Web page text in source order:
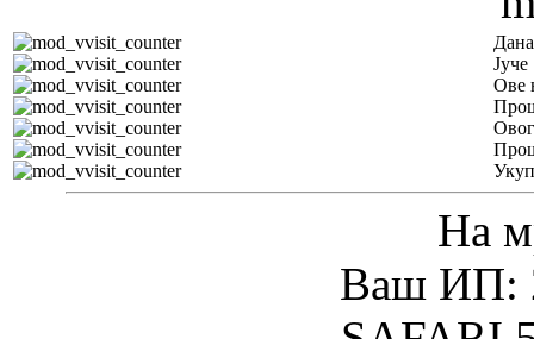
Јуче
Ове
На
Ваш ИП: